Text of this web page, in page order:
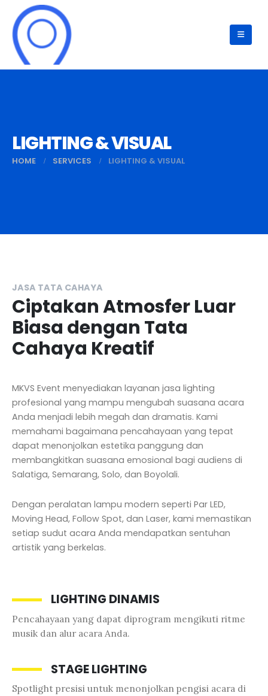
LIGHTING & VISUAL
HOME SERVICES LIGHTING & VISUAL
JASA TATA CAHAYA
Ciptakan Atmosfer Luar
Biasa dengan Tata
Cahaya Kreatif
MKVS Event menyediakan layanan jasa lighting
profesional yang mampu mengubah suasana acara
Anda menjadi lebih megah dan dramatis. Kami
memahami bagaimana pencahayaan yang tepat
dapat menonjolkan estetika panggung dan
membangkitkan suasana emosional bagi audiens di
Salatiga, Semarang, Solo, dan Boyolali.
Dengan peralatan lampu modern seperti Par LED,
Moving Head, Follow Spot, dan Laser, kami memastikan
setiap sudut acara Anda mendapatkan sentuhan
artistik yang berkelas.
LIGHTING DINAMIS
Pencahayaan yang dapat diprogram mengikuti ritme
musik dan alur acara Anda.
STAGE LIGHTING
Spotlight presisi untuk menonjolkan pengisi acara di